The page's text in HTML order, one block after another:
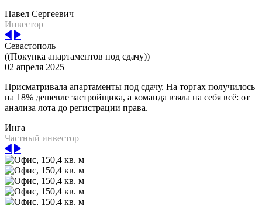
Павел Сергеевич
Инвестор
Севастополь
((Покупка апартаментов под сдачу))
02 апреля 2025
Присматривала апартаменты под сдачу. На торгах получилось
на 18% дешевле застройщика, а команда взяла на себя всё: от
анализа лота до регистрации права.
Инга
Частный инвестор